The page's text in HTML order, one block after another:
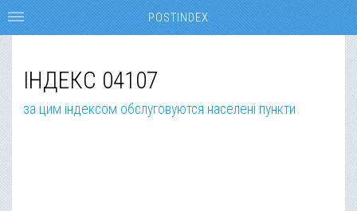
ІНДЕКС 04107
за цим індексом обслуговуются населені пункти
POSTINDEX